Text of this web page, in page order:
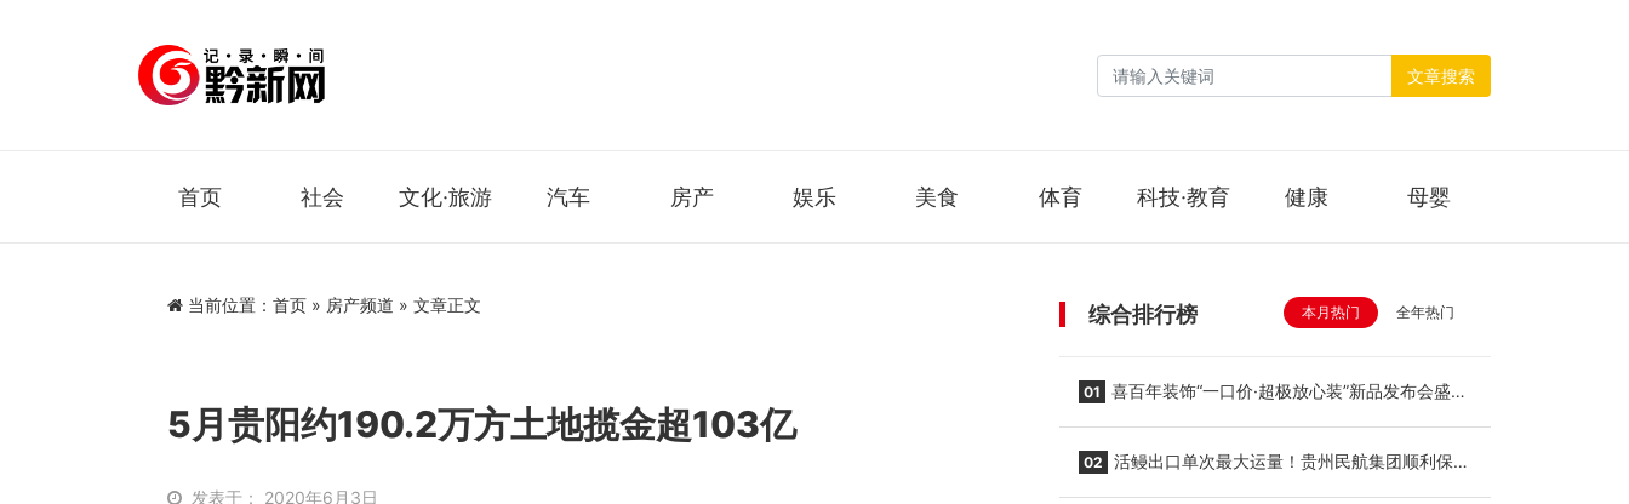
文章搜索
首页 社会 文化·旅游 汽车 房产 娱乐 美食 体育 科技·教育 健康 母婴
当前位置： 首页 » 房产频道 » 文章正文
5月贵阳约190.2万方土地揽金超103亿
发表于： 2020年6月3日
综合排行榜 本月热门 全年热门
01 喜百年装饰“一口价·超极放心装”新品发布会盛大
02 活鳗出口单次最大运量！贵州民航集团顺利保障